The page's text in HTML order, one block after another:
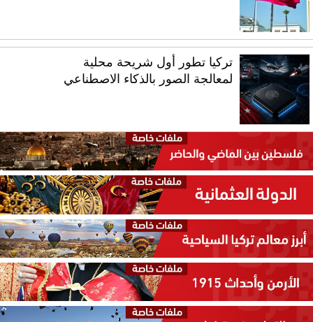
تركيا تطور أول شريحة محلية
لمعالجة الصور بالذكاء الاصطناعي